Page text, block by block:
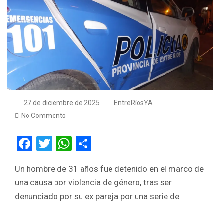
27 de diciembre de 2025
EntreRíosYA
No Comments
F
ce
b
T
tt
er
W
at
s
ar
e
Un hombre de 31 años fue detenido en el marco de
una causa por violencia de género, tras ser
denunciado por su ex pareja por una serie de